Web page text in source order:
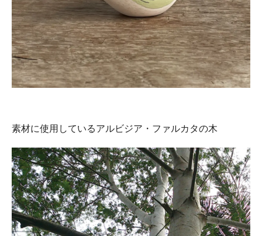
素材に使用しているアルビジア・ファルカタの木